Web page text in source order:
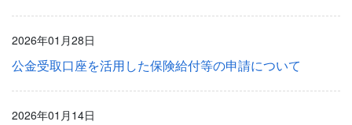
2026年01月28日
公金受取口座を活用した保険給付等の申請について
2026年01月14日